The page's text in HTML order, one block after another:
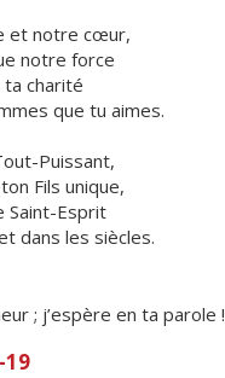
et notre cœur,
notre force
charité
que tu aimes.
Puissant,
Fils unique,
Saint-Esprit
dans les siècles.
; j’espère en ta parole !
19